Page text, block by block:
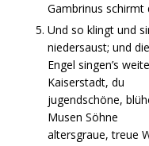
Gambrinus schirmt
Und so klingt und
niedersaust; und die
Engel singen’s
Kaiserstadt, du
jugendschöne,
Musen Söhne
altersgraue, treue